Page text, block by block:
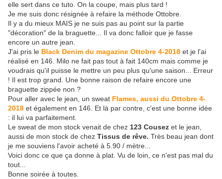
elle sert dans ce tuto. On la coupe, mais plus tard !
Je me suis donc résignée à refaire la méthode Ottobre.
Il y a du mieux MAIS je ne suis pas au point sur la partie
"décoration" de la braguette... Il va donc falloir que je fasse
encore un autre jean.
J'ai pris le Black Denim du magazine Ottobre 4-2018 et je l'ai
réalisé en 146. Milo ne fait pas tout à fait 140cm mais comme je
voudrais qu'il puisse le mettre un peu plus qu'une saison... Erreur
! Il est trop grand. Une bonne raison de refaire encore une
braguette zippée non ?
Pour aller avec le jean, un sweat Flames, aussi du Ottobre 4-
2018 et également en 146. Et là par contre, c'est une bonne idée
: il lui va parfaitement.
Le sweat de mon stock venait de chez 123 Cousez et le jean,
aussi de mon stock de chez Tissus de rêve. Très beau jean dont
je me souviens l'avoir acheté à 5.90 / mètre...
Voici donc ce que ça donne à plat. Vu de loin, ce n'est pas mal du
tout...
Bonne soirée à toutes.